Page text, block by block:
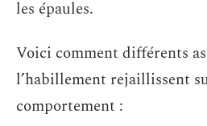
les épaules.
Voici comment différents
l’habillement rejaillissent
comportement :